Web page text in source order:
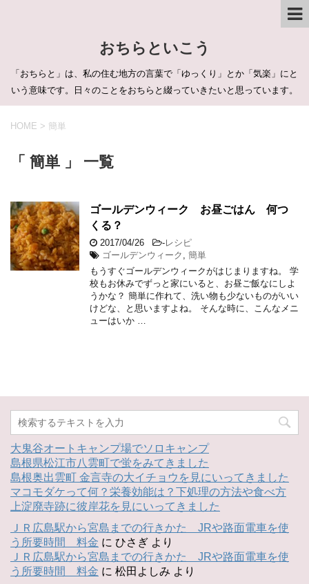
おちらといこう
「おちらと」は、私の住む地方の言葉で「ゆっくり」とか「気楽」にと
いう意味です。日々のことをおちらと綴っていきたいと思っています。
HOME > 簡単
「 簡単 」 一覧
ゴールデンウィーク お昼ごはん 何つ
くる？
2017/04/26 -レシピ
ゴールデンウィーク
簡単
もうすぐゴールデンウィークがはじまりますね。 学
校もお休みでずっと家にいると、お昼ご飯なにしよ
うかな？ 簡単に作れて、洗い物も少ないものがいい
けどな、と思いますよね。 そんな時に、こんなメニ
ューはいか …
大鬼谷オートキャンプ場でソロキャンプ
島根県松江市八雲町で蛍をみてきました
島根奥出雲町 金言寺の大イチョウを見にいってきました
マコモダケって何？栄養効能は？下処理の方法や食べ方
上淀廃寺跡に彼岸花を見にいってきました
ＪＲ広島駅から宮島までの行きかた JRや路面電車を使
う所要時間 料金 に ひさぎ より
ＪＲ広島駅から宮島までの行きかた JRや路面電車を使
う所要時間 料金 に 松田よしみ より